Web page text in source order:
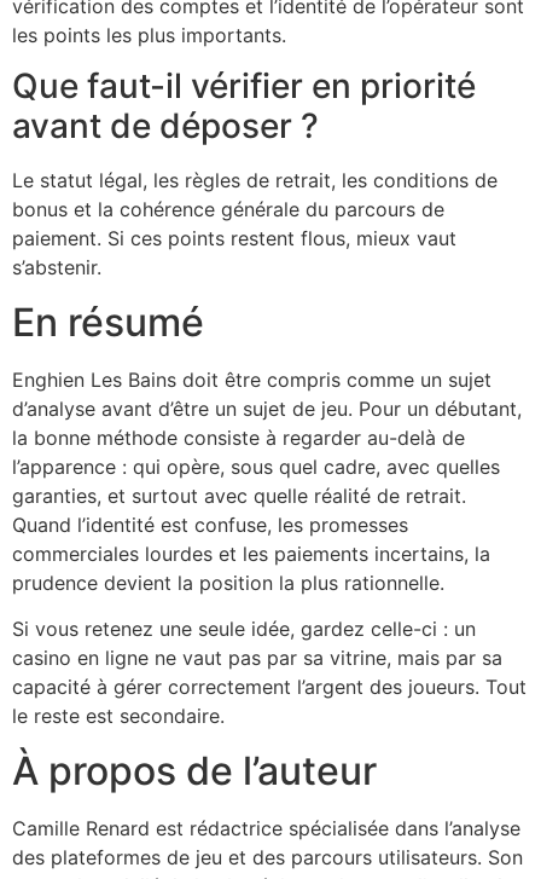
vérification des comptes et l’identité de l’opérateur sont
les points les plus importants.
Que faut-il vérifier en priorité
avant de déposer ?
Le statut légal, les règles de retrait, les conditions de
bonus et la cohérence générale du parcours de
paiement. Si ces points restent flous, mieux vaut
s’abstenir.
En résumé
Enghien Les Bains doit être compris comme un sujet
d’analyse avant d’être un sujet de jeu. Pour un débutant,
la bonne méthode consiste à regarder au-delà de
l’apparence : qui opère, sous quel cadre, avec quelles
garanties, et surtout avec quelle réalité de retrait.
Quand l’identité est confuse, les promesses
commerciales lourdes et les paiements incertains, la
prudence devient la position la plus rationnelle.
Si vous retenez une seule idée, gardez celle-ci : un
casino en ligne ne vaut pas par sa vitrine, mais par sa
capacité à gérer correctement l’argent des joueurs. Tout
le reste est secondaire.
À propos de l’auteur
Camille Renard est rédactrice spécialisée dans l’analyse
des plateformes de jeu et des parcours utilisateurs. Son